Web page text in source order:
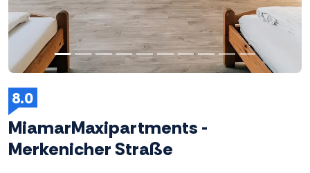
8.0
MiamarMaxipartments -
Merkenicher Straße